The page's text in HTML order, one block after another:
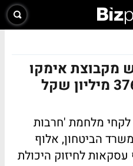
מקבוצת אימקו
מלחמת 'חרבות
הביטחון, אלוף
עסקאות לחיזוק היכולת